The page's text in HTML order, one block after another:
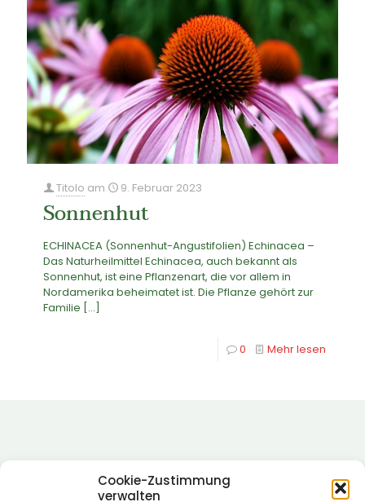
Cookie-Zustimmung
verwalten
Titolo am 9. Februar 2023
Sonnenhut
ECHINACEA (Sonnenhut-Angustifolien) Echinacea –
Das Naturheilmittel Echinacea, auch bekannt als
Sonnenhut, ist eine Pflanzenart, die vor allem in
Nordamerika beheimatet ist. Die Pflanze gehört zur
Familie […]
0 Mehr lesen